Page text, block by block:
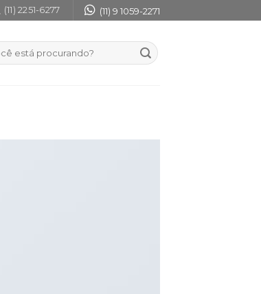
(11) 2251-6277 (11) 9 1059-2271